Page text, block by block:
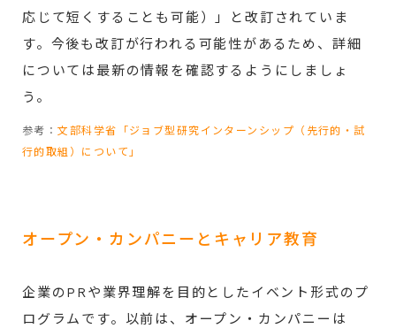
応じて短くすることも可能）」と改訂されていま
す。今後も改訂が行われる可能性があるため、詳細
については最新の情報を確認するようにしましょ
う。
参考：文部科学省「ジョブ型研究インターンシップ（先行的・試
行的取組）について」
オープン・カンパニーとキャリア教育
企業のPRや業界理解を目的としたイベント形式のプ
ログラムです。以前は、オープン・カンパニーは